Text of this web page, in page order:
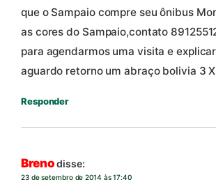
que o Sampaio compre seu ônibus
as cores do Sampaio,contato
para agendarmos uma visita e
aguardo retorno um abraço bolivia 3 X
Responder
Breno disse:
23 de setembro de 2014 às 17:40